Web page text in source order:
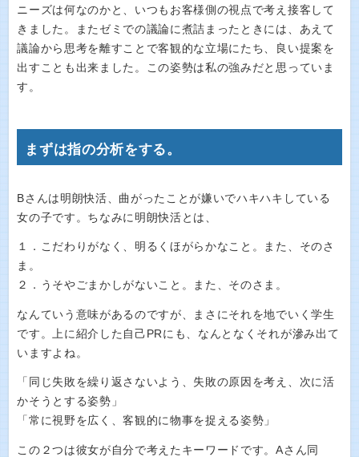
ニーズは何なのかと、いつもお客様側の視点で考え接客して
きました。またゼミでの議論に煮詰まったときには、あえて
議論から思考を離すことで客観的な立場にたち、良い提案を
出すことも出来ました。この姿勢は私の強みだと思っていま
す。
まずは指の分析をする。
Bさんは明朗快活、曲がったことが嫌いでハキハキしている
女の子です。ちなみに明朗快活とは、
１．こだわりがなく、明るくほがらかなこと。また、そのさ
ま。
２．うそやごまかしがないこと。また、そのさま。
なんていう意味があるのですが、まさにそれを地でいく学生
です。上に紹介した自己PRにも、なんとなくそれが滲み出て
いますよね。
「同じ失敗を繰り返さないよう、失敗の原因を考え、次に活
かそうとする姿勢」
「常に視野を広く、客観的に物事を捉える姿勢」
この２つは彼女が自分で考えたキーワードです。Aさん同